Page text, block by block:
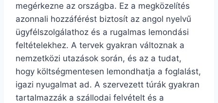
megérkezne az országba. Ez a megközelítés
azonnali hozzáférést biztosít az angol nyelvű
ügyfélszolgálathoz és a rugalmas lemondási
feltételekhez. A tervek gyakran változnak a
nemzetközi utazások során, és az a tudat,
hogy költségmentesen lemondhatja a foglalást,
igazi nyugalmat ad. A szervezett túrák gyakran
tartalmazzák a szállodai felvételt és a